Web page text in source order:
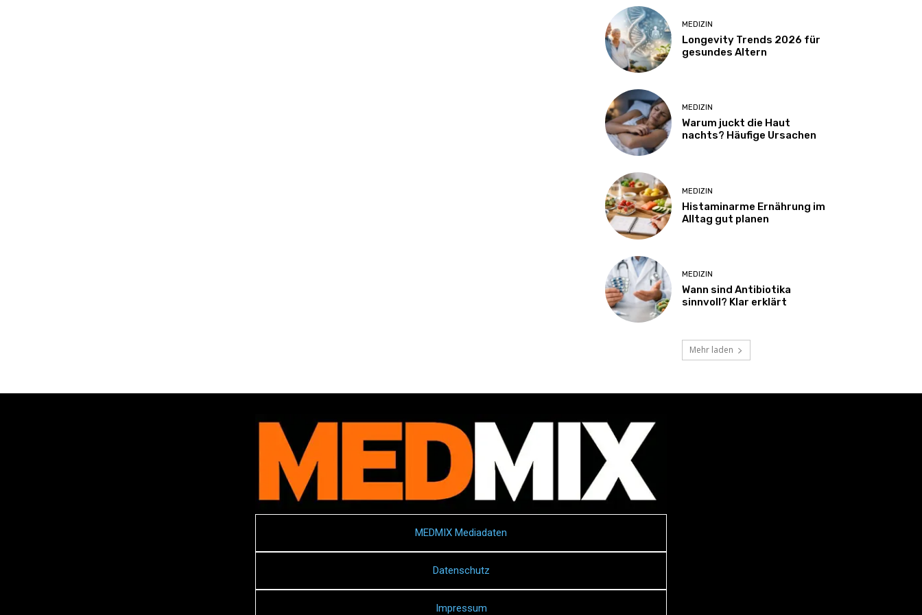
MEDIZIN
Longevity Trends 2026 für
gesundes Altern
MEDIZIN
Warum juckt die Haut
nachts? Häufige Ursachen
MEDIZIN
Histaminarme Ernährung im
Alltag gut planen
MEDIZIN
Wann sind Antibiotika
sinnvoll? Klar erklärt
Mehr laden
MEDMIX Mediadaten
Datenschutz
Impressum